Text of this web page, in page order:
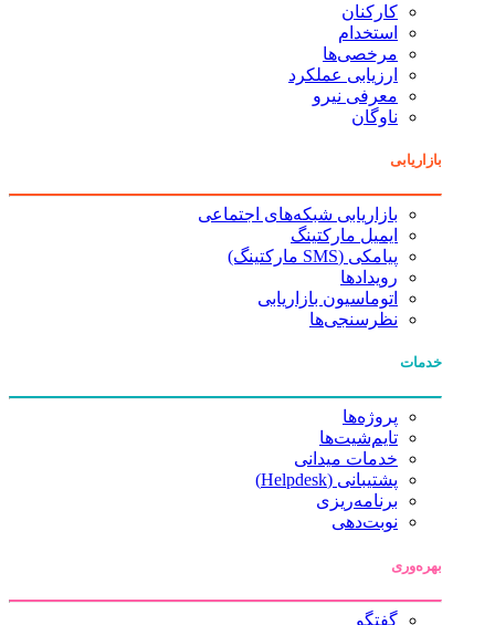
کارکنان
استخدام
مرخصی‌ها
ارزیابی عملکرد
معرفی نیرو
ناوگان
بازاریابی
بازاریابی شبکه‌های اجتماعی
ایمیل مارکتینگ
پیامکی (SMS مارکتینگ)
رویدادها
اتوماسیون بازاریابی
نظرسنجی‌ها
خدمات
پروژه‌ها
تایم‌شیت‌ها
خدمات میدانی
پشتیبانی (Helpdesk)
برنامه‌ریزی
نوبت‌دهی
بهره‌وری
گفتگو